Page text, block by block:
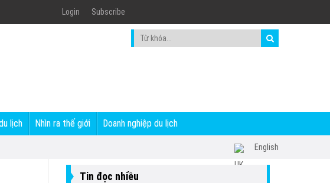
Login Subscribe
lịch Nhìn ra thế giới Doanh nghiệp du lịch
English
Tin đọc nhiều